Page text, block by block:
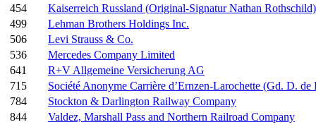
454
Kaiserreich Russland (Original-Signatur Nathan Rothschild)
499
Lehman Brothers Holdings Inc.
506
Levi Strauss & Co.
536
Mercedes Company Limited
641
R+V Allgemeine Versicherung AG
715
Société Anonyme Carrière d’Ernzen-Larochette (Gd. D.
784
Stockton & Darlington Railway Company
844
Valdez, Marshall Pass and Northern Railroad Company